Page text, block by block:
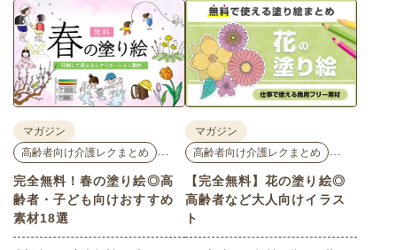
ンテナオリジナルの秋におすす
めの高齢者向け介護レク素材を
ご紹介します。窓越しに、色づ
く景色の変化を感じながら、楽
しんでみてはいかがでしょう
か。
どもの日」にちなんだ素材をピ
ックアップしてご紹介。会員の
方はすべて無料・無制限でご利
用いただけます。
マガジン
高齢者向け介護レクまとめ
完全無料！春の塗り絵◎高
齢者・子ども向けおすすめ
素材18選
マガジン
高齢者向け介護レクまとめ
【完全無料】花の塗り絵◎
高齢者など大人向けイラス
ト